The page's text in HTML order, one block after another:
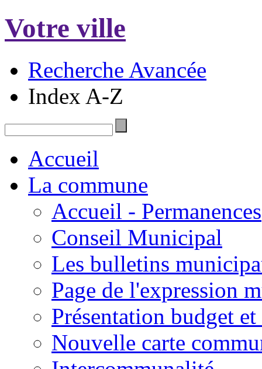
Votre ville
Recherche Avancée
Index A-Z
Accueil
La commune
Accueil - Permanences
Conseil Municipal
Les bulletins
Page de l'expression
Présentation budget
Nouvelle carte